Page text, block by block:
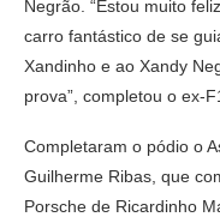
Negrão. “Estou muito
carro fantástico de se
Xandinho e ao Xandy
prova”, completou o ex-
Completaram o pódio o
Guilherme Ribas, que
Porsche de Ricardinho